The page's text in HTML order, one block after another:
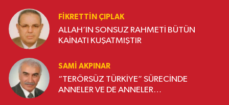
FIKRETTIN ÇIPLAK
ALLAH’IN SONSUZ RAHMETİ BÜTÜN
KAİNATI KUŞATMIŞTIR
SAMI AKPINAR
“TERÖRSÜZ TÜRKİYE” SÜRECİNDE
ANNELER VE DE ANNELER…